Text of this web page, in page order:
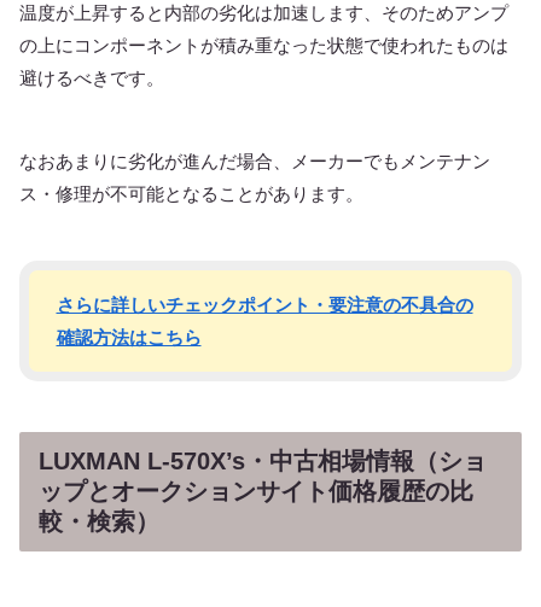
温度が上昇すると内部の劣化は加速します、そのためアンプ
の上にコンポーネントが積み重なった状態で使われたものは
避けるべきです。
なおあまりに劣化が進んだ場合、メーカーでもメンテナン
ス・修理が不可能となることがあります。
さらに詳しいチェックポイント・要注意の不具合の
確認方法はこちら
LUXMAN L-570X’s・中古相場情報（ショ
ップとオークションサイト価格履歴の比
較・検索）